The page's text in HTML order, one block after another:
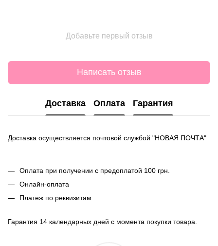
Добавьте первый отзыв
Написать отзыв
Доставка Оплата Гарантия
Доставка осуществляется почтовой службой "НОВАЯ ПОЧТА"
Оплата при получении с предоплатой 100 грн.
Онлайн-оплата
Платеж по реквизитам
Гарантия 14 календарных дней с момента покупки товара.